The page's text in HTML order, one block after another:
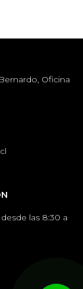
Oficina
las 8:30 a